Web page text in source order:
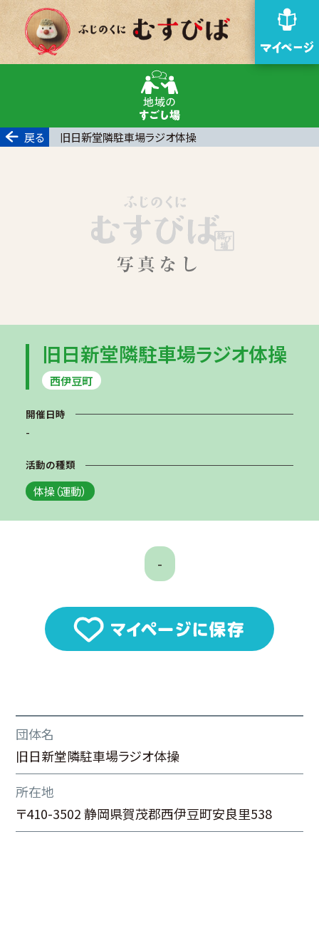
戻る 旧日新堂隣駐車場ラジオ体操
旧日新堂隣駐車場ラジオ体操
西伊豆町
開催日時
-
活動の種類
体操（運動）
-
団体名
旧日新堂隣駐車場ラジオ体操
所在地
〒410-3502 静岡県賀茂郡西伊豆町安良里538